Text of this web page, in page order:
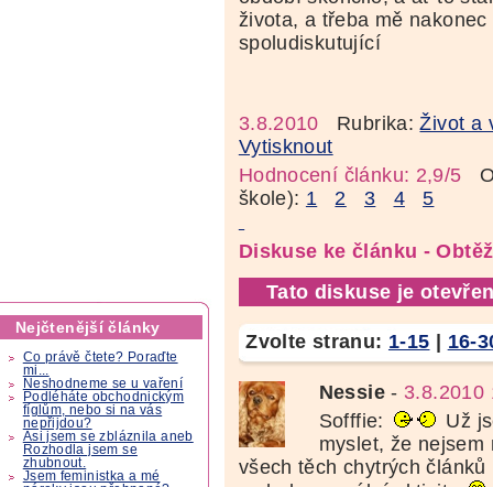
Nejčtenější články
Co právě čtete? Poraďte
mi...
Neshodneme se u vaření
Podléháte obchodnickým
fíglům, nebo si na vás
nepřijdou?
Asi jsem se zbláznila aneb
Rozhodla jsem se
zhubnout.
Jsem feministka a mé
života, a třeba mě
spoludiskutující
3.8.2010 Rubrika:Život a
Vytisknout
Hodnocení článku: 2,9/5
škole): 1 2 3 4 5
Diskuse ke článku -
Tato diskuse je
Zvolte stranu: 1-15 | 16-
Nessie- 3.8.2010
Sofffie:
Už
myslet, že nejsem
všech těch chytrých